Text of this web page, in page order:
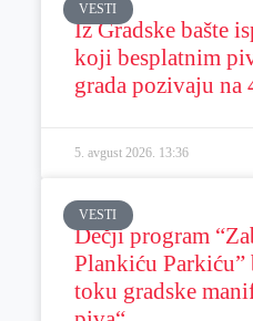
VESTI
Iz Gradske bašte
koji besplatnim
grada pozivaju na
5. avgust 2026. 13:36
VESTI
Dečji program
Plankiću Parkiću”
toku gradske